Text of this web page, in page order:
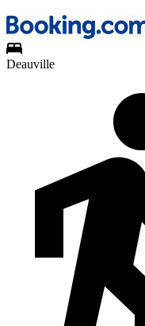
Deauville